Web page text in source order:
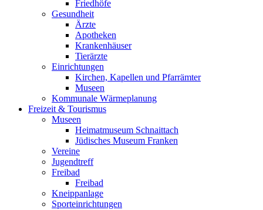
Friedhöfe
Gesundheit
Ärzte
Apotheken
Krankenhäuser
Tierärzte
Einrichtungen
Kirchen, Kapellen und Pfarrämter
Museen
Kommunale Wärmeplanung
Freizeit & Tourismus
Museen
Heimatmuseum Schnaittach
Jüdisches Museum Franken
Vereine
Jugendtreff
Freibad
Freibad
Kneippanlage
Sporteinrichtungen